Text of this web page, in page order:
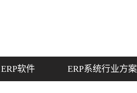
ERP软件 ERP系统行业方案